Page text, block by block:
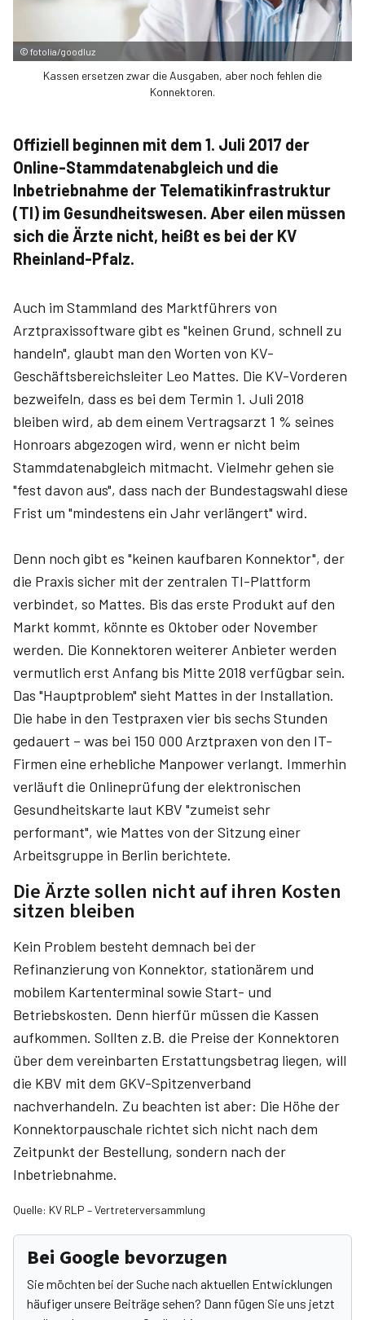
© fotolia/goodluz
Kassen ersetzen zwar die Ausgaben, aber noch fehlen die
Konnektoren.
Offiziell beginnen mit dem 1. Juli 2017 der
Online-Stammdatenabgleich und die
Inbetriebnahme der Telematikinfrastruktur
(TI) im Gesundheitswesen. Aber eilen müssen
sich die Ärzte nicht, heißt es bei der KV
Rheinland-Pfalz.
Auch im Stammland des Marktführers von
Arztpraxissoftware gibt es "keinen Grund, schnell zu
handeln", glaubt man den Worten von KV-
Geschäftsbereichsleiter Leo Mattes. Die KV-Vorderen
bezweifeln, dass es bei dem Termin 1. Juli 2018
bleiben wird, ab dem einem Vertragsarzt 1 % seines
Honroars abgezogen wird, wenn er nicht beim
Stammdatenabgleich mitmacht. Vielmehr gehen sie
"fest davon aus", dass nach der Bundestagswahl diese
Frist um "mindes­tens ein Jahr verlängert" wird.
Denn noch gibt es "keinen kaufbaren Konnektor", der
die Praxis sicher mit der zentralen TI-Plattform
verbindet, so Mattes. Bis das erste Produkt auf den
Markt kommt, könnte es Oktober oder November
werden. Die Konnektoren weiterer Anbieter werden
vermutlich erst Anfang bis Mitte 2018 verfügbar sein.
Das "Hauptproblem" sieht Mattes in der Installation.
Die habe in den Testpraxen vier bis sechs Stunden
gedauert – was bei 150 000 Arztpraxen von den IT-
Firmen eine erhebliche Manpower verlangt. Immerhin
verläuft die Onlineprüfung der elektronischen
Gesundheitskarte laut KBV "zumeist sehr
performant", wie Mattes von der Sitzung einer
Arbeitsgruppe in Berlin berichtete.
Die Ärzte sollen nicht auf ihren Kosten
sitzen bleiben
Kein Problem besteht demnach bei der
Refinanzierung von Konnektor, statio­närem und
mobilem Kartenterminal sowie Start- und
Betriebskos­ten. Denn hierfür müssen die Kassen
aufkommen. Sollten z.B. die Preise der Konnektoren
über dem vereinbarten Erstattungsbetrag liegen, will
die KBV mit dem GKV-Spitzenverband
nachverhandeln. Zu beachten ist aber: Die Höhe der
Konnektorpauschale richtet sich nicht nach dem
Zeitpunkt der Bestellung, sondern nach der
Inbetriebnahme.
Quelle: KV RLP – Vertreterversammlung
Bei Google bevorzugen
Sie möchten bei der Suche nach aktuellen Entwicklungen
häufiger unsere Beiträge sehen? Dann fügen Sie uns jetzt